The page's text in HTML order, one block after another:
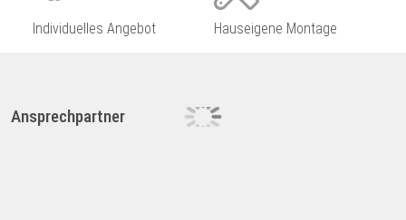
Individuelles Angebot Hauseigene Montage
Ansprechpartner